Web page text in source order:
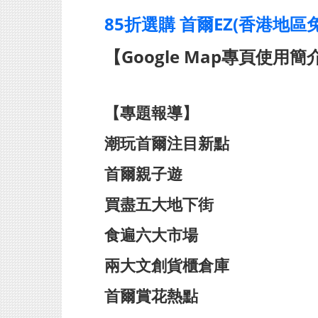
85折選購 首爾EZ(香港地區
【Google Map專頁使用簡
【專題報導】
潮玩首爾注目新點
首爾親子遊
買盡五大地下街
食遍六大市場
兩大文創貨櫃倉庫
首爾賞花熱點